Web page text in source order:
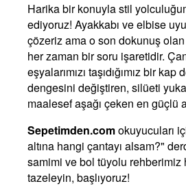
Harika bir konuyla stil
ediyoruz! Ayakkabı ve elbise
çözeriz ama o son dokunuş olan
her zaman bir soru işaretidir.
eşyalarımızı taşıdığımız bir
dengesini değiştiren, silüeti
maalesef aşağı çeken en güçlü
Sepetimden.comokuyucuları
altına hangi çantayı alsam?"
samimi ve bol tüyolu rehberimiz
tazeleyin, başlıyoruz!